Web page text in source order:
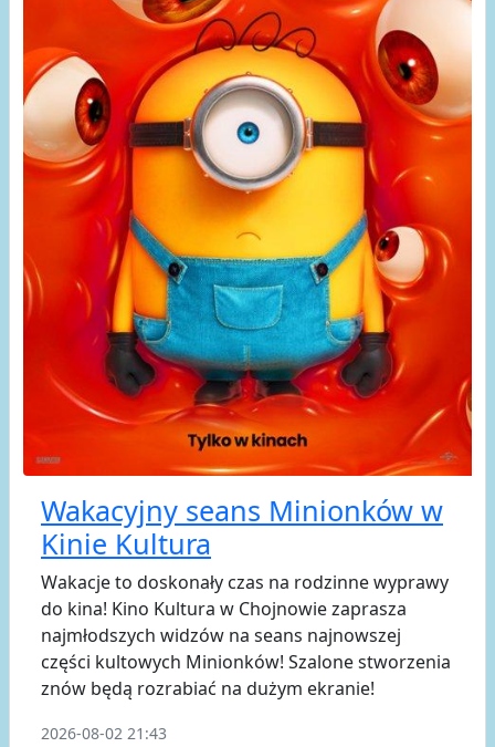
Wakacyjny seans Minionków w
Kinie Kultura
Wakacje to doskonały czas na rodzinne wyprawy
do kina! Kino Kultura w Chojnowie zaprasza
najmłodszych widzów na seans najnowszej
części kultowych Minionków! Szalone stworzenia
znów będą rozrabiać na dużym ekranie!
2026-08-02 21:43